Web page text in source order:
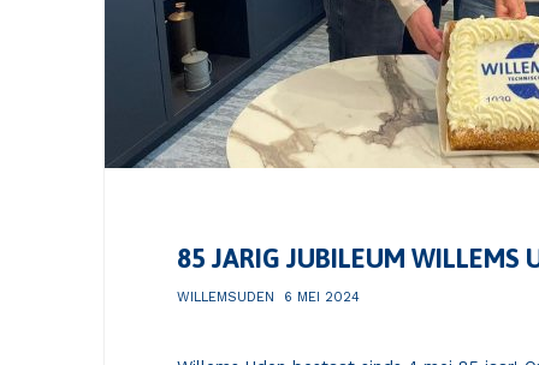
85 JARIG JUBILEUM WILLEMS
WILLEMSUDEN 6 MEI 2024